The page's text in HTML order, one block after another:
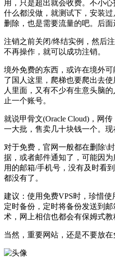
用，只是超出就会收费。不小
什么都没做，就测试下，安装
删除，也是需要流量的吧。后面
注销之前关闭/终结实例，然后
不再操作，就可以成功注销。
境外免费的东西，或许在境外
了国人这里，爬梯也要爬出去
人里面，又有不少有生意头脑
止一个账号。
就说甲骨文(Oracle Cloud)，网
一大批，售卖几十块钱一个。现
对于免费，官网一般都在删除\
据，或者邮件通知了，可能因
用的邮箱/手机号，没有及时看
都没有了。
建议：使用免费VPS时，珍惜
定时备份，定时将备份发送到
术，网上相信也都会有保姆式教
当然，重要网站，还是不要放在